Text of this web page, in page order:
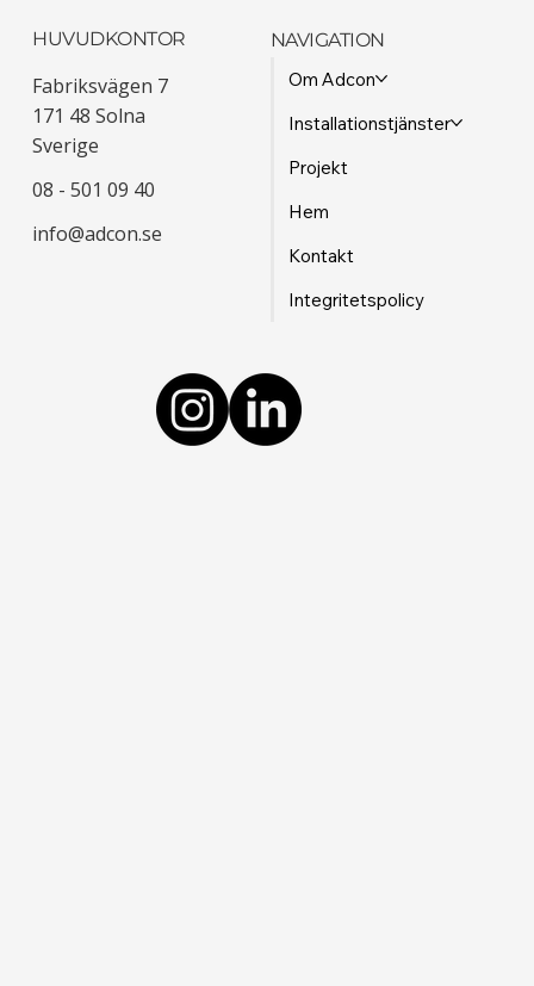
HUVUDKONTOR
Fabriksvägen 7
171 48 Solna
Sverige
08 - 501 09 40
info@adcon.se
NAVIGATION
Om Adcon
Installationstjänster
Projekt
Hem
Kontakt
Integritetspolicy